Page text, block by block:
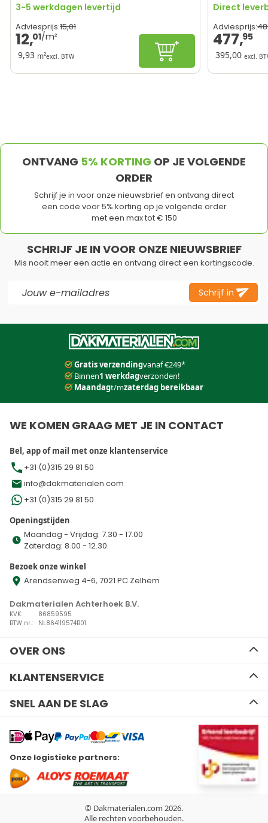
3-5 werkdagen levertijd
Adviesprijs:15,01
12,01
9,93 m²excl. BTW In winkelwagen
Direct
Adviesprijs:
477,95
395,00 excl.
ONTVANG 5% KORTING OP JE VOLGENDE
ORDER
Schrijf je in voor onze nieuwsbrief en ontvang direct
een code voor 5% korting op je volgende order
met een max tot € 150
SCHRIJF JE IN VOOR ONZE NIEUWSBRIEF
Mis nooit meer een actie en ontvang direct een kortingscode.
Schrijf in
Gratis verzendingvanaf €249*
Binnen1 werkdagverzonden!
Maandagt/mzaterdag bereikbaar
WE KOMEN GRAAG MET JE IN CONTACT
Bel, app of mail met onze klantenservice
+31 (0)315 29 81 50
info@dakmaterialen.com
+31 (0)315 29 81 50
Openingstijden
Maandag - Vrijdag: 7.30 - 17.00
Zaterdag: 8.00 - 12.30
Bezoek onze winkel
Arendsenweg 4-6, 7021 PC Zelhem
Dakmaterialen Achterhoek B.V.
KVK:
86859595
BTW nr.:
NL864119574B01
OVER ONS
Ons team
Advies
Disclaimer
LinkedinFacebookYoutubeInstagram
KLANTENSERVICE
Zakelijk bestellen
Verzenden en retourneren
Betalen
SNEL AAN DE SLAG
Resitrix dakbedekking
Hertalan dakbedekking
Bitumen dakbedekking
Kunststof dakbedekking
Plat dak Isolatie
Gereedschap
Onze logistieke partners:
© Dakmaterialen.com 2026.
Alle rechten voorbehouden.